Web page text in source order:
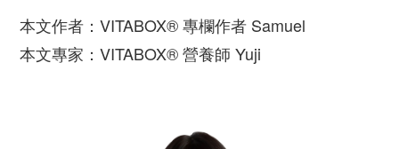
本文作者：VITABOX® 專欄作者 Samuel
本文專家：VITABOX® 營養師 Yuji